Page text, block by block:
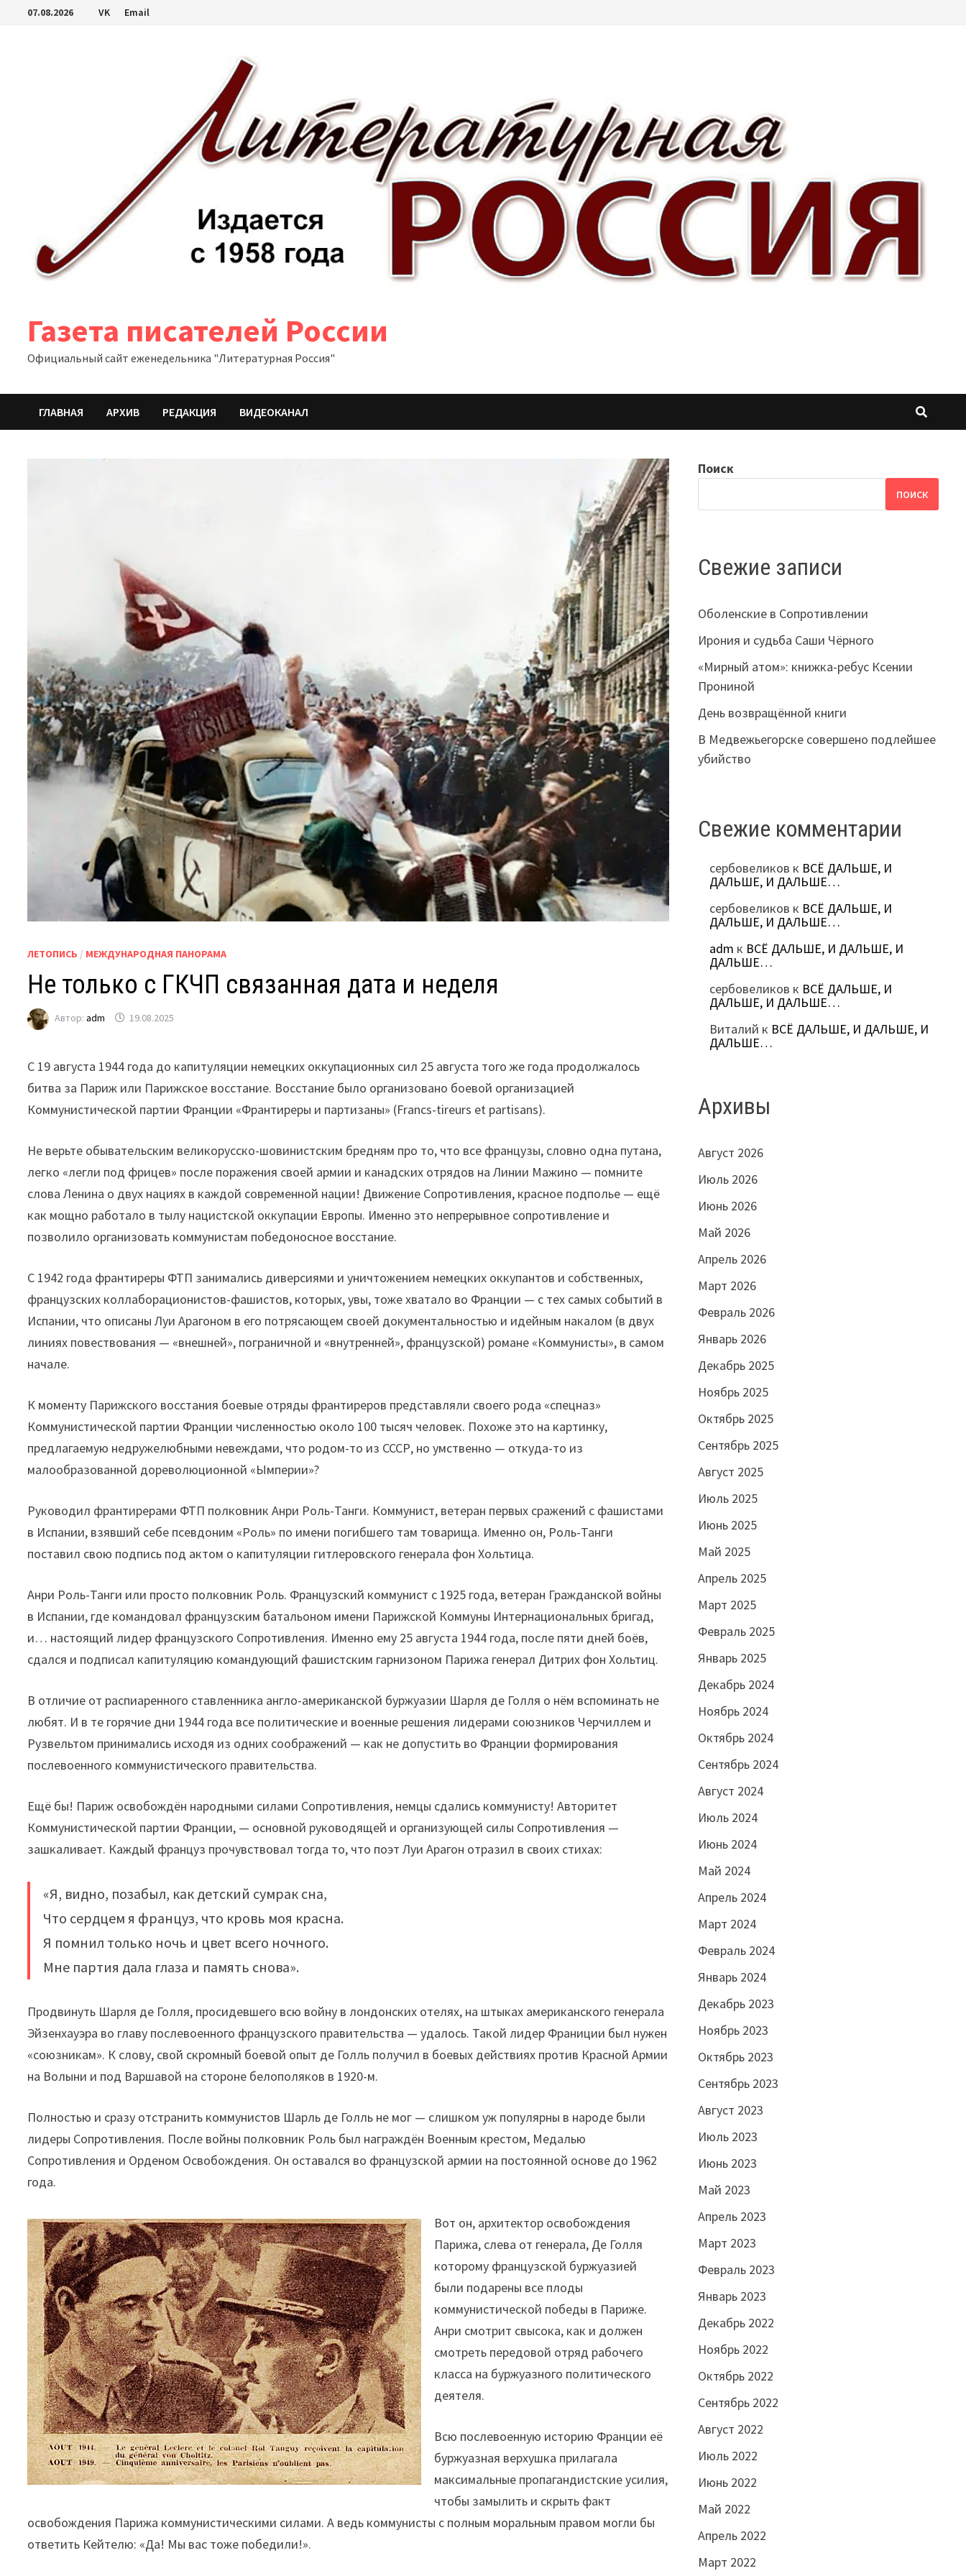
Перейти07.08.2026 VK Email
Газета писателей России
Официальный сайт еженедельника "Литературная Россия"
ГЛАВНАЯ АРХИВ РЕДАКЦИЯ ВИДЕОКАНАЛ
ЛЕТОПИСЬ / МЕЖДУНАРОДНАЯ ПАНОРАМА
Не только с ГКЧП связанная дата и неделя
Автор:adm 19.08.2025
С 19 августа 1944 года до капитуляции немецких оккупационных сил 25 августа того же года продолжалось
битва за Париж или Парижское восстание. Восстание было организовано боевой организацией
Коммунистической партии Франции «Франтиреры и партизаны» (Francs-tireurs et partisans).
Не верьте обывательским великорусско-шовинистским бредням про то, что все французы, словно одна путана,
легко «легли под фрицев» после поражения своей армии и канадских отрядов на Линии Мажино — помните
слова Ленина о двух нациях в каждой современной нации! Движение Сопротивления, красное подполье — ещё
как мощно работало в тылу нацистской оккупации Европы. Именно это непрерывное сопротивление и
позволило организовать коммунистам победоносное восстание.
C 1942 года франтиреры ФТП занимались диверсиями и уничтожением немецких оккупантов и собственных,
французских коллаборационистов-фашистов, которых, увы, тоже хватало во Франции — с тех самых событий в
Испании, что описаны Луи Арагоном в его потрясающем своей документальностью и идейным накалом (в двух
линиях повествования — «внешней», пограничной и «внутренней», французской) романе «Коммунисты», в самом
начале.
К моменту Парижского восстания боевые отряды франтиреров представляли своего рода «спецназ»
Коммунистической партии Франции численностью около 100 тысяч человек. Похоже это на картинку,
предлагаемую недружелюбными невеждами, что родом-то из СССР, но умственно — откуда-то из
малообразованной дореволюционной «Ымперии»?
Руководил франтирерами ФТП полковник Анри Роль-Танги. Коммунист, ветеран первых сражений с фашистами
в Испании, взявший себе псевдоним «Роль» по имени погибшего там товарища. Именно он, Роль-Танги
поставил свою подпись под актом о капитуляции гитлеровского генерала фон Хольтица.
Анри Роль-Танги или просто полковник Роль. Французский коммунист с 1925 года, ветеран Гражданской войны
в Испании, где командовал французским батальоном имени Парижской Коммуны Интернациональных бригад,
и… настоящий лидер французского Сопротивления. Именно ему 25 августа 1944 года, после пяти дней боёв,
сдался и подписал капитуляцию командующий фашистским гарнизоном Парижа генерал Дитрих фон Хольтиц.
В отличие от распиаренного ставленника англо-американской буржуазии Шарля де Голля о нём вспоминать не
любят. И в те горячие дни 1944 года все политические и военные решения лидерами союзников Черчиллем и
Рузвельтом принимались исходя из одних соображений — как не допустить во Франции формирования
послевоенного коммунистического правительства.
Ещё бы! Париж освобождён народными силами Сопротивления, немцы сдались коммунисту! Авторитет
Коммунистической партии Франции, — основной руководящей и организующей силы Сопротивления —
зашкаливает. Каждый француз прочувствовал тогда то, что поэт Луи Арагон отразил в своих стихах:
«Я, видно, позабыл, как детский сумрак сна,
Что сердцем я француз, что кровь моя красна.
Я помнил только ночь и цвет всего ночного.
Мне партия дала глаза и память снова».
Продвинуть Шарля де Голля, просидевшего всю войну в лондонских отелях, на штыках американского генерала
Эйзенхауэра во главу послевоенного французского правительства — удалось. Такой лидер Франиции был нужен
«союзникам». К слову, свой скромный боевой опыт де Голль получил в боевых действиях против Красной Армии
на Волыни и под Варшавой на стороне белополяков в 1920-м.
Полностью и сразу отстранить коммунистов Шарль де Голль не мог — слишком уж популярны в народе были
лидеры Сопротивления. После войны полковник Роль был награждён Военным крестом, Медалью
Сопротивления и Орденом Освобождения. Он оставался во французской армии на постоянной основе до 1962
года.
Вот он, архитектор освобождения
Парижа, слева от генерала, Де Голля
которому французской буржуазией
были подарены все плоды
коммунистической победы в Париже.
Анри смотрит свысока, как и должен
смотреть передовой отряд рабочего
класса на буржуазного политического
деятеля.
Всю послевоенную историю Франции её
буржуазная верхушка прилагала
максимальные пропагандистские усилия,
чтобы замылить и скрыть факт
освобождения Парижа коммунистическими силами. А ведь коммунисты с полным моральным правом могли бы
ответить Кейтелю: «Да! Мы вас тоже победили!».
Поиск
ПОИСК
Свежие записи
Оболенские в Сопротивлении
Ирония и судьба Саши Чёрного
«Мирный атом»: книжка-ребус Ксении
Прониной
День возвращённой книги
В Медвежьегорске совершено подлейшее
убийство
Свежие комментарии
сербовеликов к ВСЁ ДАЛЬШЕ, И
ДАЛЬШЕ, И ДАЛЬШЕ…
сербовеликов к ВСЁ ДАЛЬШЕ, И
ДАЛЬШЕ, И ДАЛЬШЕ…
adm к ВСЁ ДАЛЬШЕ, И ДАЛЬШЕ, И
ДАЛЬШЕ…
сербовеликов к ВСЁ ДАЛЬШЕ, И
ДАЛЬШЕ, И ДАЛЬШЕ…
Виталий к ВСЁ ДАЛЬШЕ, И ДАЛЬШЕ, И
ДАЛЬШЕ…
Архивы
Август 2026
Июль 2026
Июнь 2026
Май 2026
Апрель 2026
Март 2026
Февраль 2026
Январь 2026
Декабрь 2025
Ноябрь 2025
Октябрь 2025
Сентябрь 2025
Август 2025
Июль 2025
Июнь 2025
Май 2025
Апрель 2025
Март 2025
Февраль 2025
Январь 2025
Декабрь 2024
Ноябрь 2024
Октябрь 2024
Сентябрь 2024
Август 2024
Июль 2024
Июнь 2024
Май 2024
Апрель 2024
Март 2024
Февраль 2024
Январь 2024
Декабрь 2023
Ноябрь 2023
Октябрь 2023
Сентябрь 2023
Август 2023
Июль 2023
Июнь 2023
Май 2023
Апрель 2023
Март 2023
Февраль 2023
Январь 2023
Декабрь 2022
Ноябрь 2022
Октябрь 2022
Сентябрь 2022
Август 2022
Июль 2022
Июнь 2022
Май 2022
Апрель 2022
Март 2022